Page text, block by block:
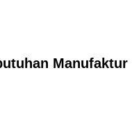
Manufaktur